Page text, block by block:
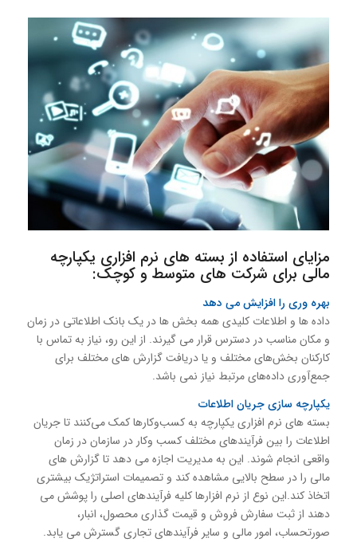
مزایای استفاده از بسته های نرم افزاری یکپارچه
مالی برای شرکت های متوسط و کوچک:
بهره وری را افزایش می دهد
داده ها و اطلاعات کلیدی همه بخش ها در یک بانک اطلاعاتی در زمان
و مکان مناسب در دسترس قرار می گیرند. از این رو، نیاز به تماس با
کارکنان بخش‌های مختلف و یا دریافت گزارش های مختلف برای
جمع‌آوری داده‌های مرتبط نیاز نمی باشد.
یکپارچه سازی جریان اطلاعات
بسته های نرم افزاری یکپارچه به کسب‌وکارها کمک می‌کنند تا جریان
اطلاعات را بین فرآیندهای مختلف کسب ‌وکار در سازمان در زمان
واقعی انجام شوند. این به مدیریت اجازه می دهد تا گزارش های
مالی را در سطح بالایی مشاهده کند و تصمیمات استراتژیک بیشتری
اتخاذ کند.این نوع از نرم افزارها کلیه فرآیندهای اصلی را پوشش می
دهند از ثبت سفارش فروش و قیمت گذاری محصول، انبار،
صورتحساب، امور مالی و سایر فرآیندهای تجاری گسترش می یابد.